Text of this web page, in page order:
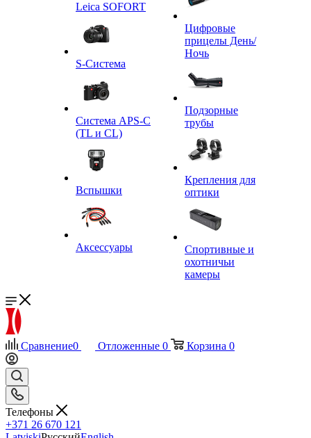
Leica SOFORT
S-Система
Система APS-C
(TL и CL)
Вспышки
Аксессуары
Цифровые
прицелы День/
Ночь
Подзорные
трубы
Крепления для
оптики
Спортивные и
охотничьи
камеры
Сравнение0 Отложенные 0 Корзина 0
Телефоны
+371 26 670 121